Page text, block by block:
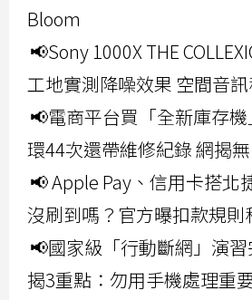
Bloom
📢Sony 1000X THE
工地實測降噪效果 空間音
📢電商平台買「全新庫存
環44次還帶維修紀錄 網揭
📢 Apple Pay、信用卡搭北
沒刷到嗎？官方曝扣款規則
📢國家級「行動斷網」演習
揭3重點：勿用手機處理重